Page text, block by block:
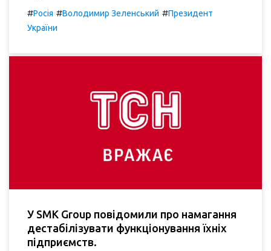
#Росія #Володимир Зеленський #Президент
України
У SMK Group повідомили про намагання
дестабілізувати функціонування їхніх
підприємств.